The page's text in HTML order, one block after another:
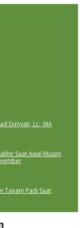
Dimyati, Lc., MA
Saat Awal Musim
Tanam Padi Saat